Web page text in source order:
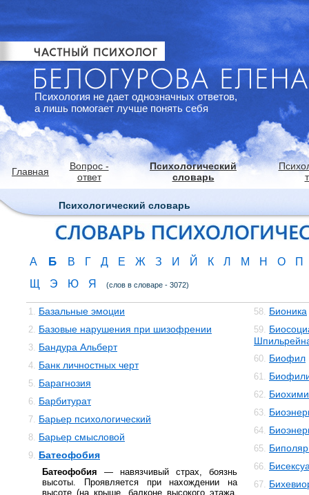
Психология не дает однозначных ответов,
а лишь помогает лучше понять себя
Главная
Вопрос -
ответ
Психологический
словарь
Психологический словарь
А Б В Г Д Е Ж З И Й К Л М Н О
П
Щ
Э Ю Я (слов в словаре - 3072)
1. Базальные эмоции
2. Базовые нарушения при шизофрении
3. Бандура Альберт
4. Банк личностных черт
5. Барагнозия
6. Барбитурат
7. Барьер психологический
8. Барьер смысловой
9. Батеофобия
Батеофобия — навязчивый страх, боязнь
высоты. Проявляется при нахождении на
высоте (на крыше, балконе высокого этажа,
58. Бионика
59.
60. Биофил
61.
62.
63.
64.
65.
66.
67.